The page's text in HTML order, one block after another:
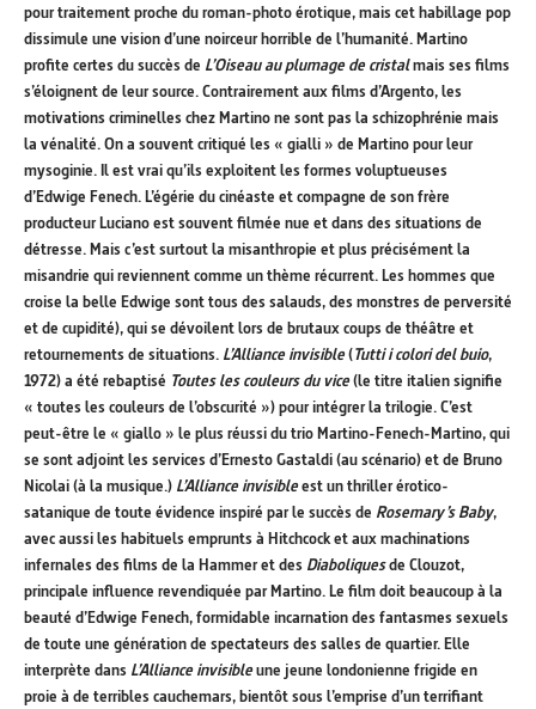
pour traitement proche du roman-photo érotique, mais cet habillage pop
dissimule une vision d’une noirceur horrible de l’humanité. Martino
profite certes du succès de L’Oiseau au plumage de cristalmais ses films
s’éloignent de leur source. Contrairement aux films d’Argento, les
motivations criminelles chez Martino ne sont pas la schizophrénie mais
la vénalité. On a souvent critiqué les « gialli » de Martino pour leur
mysoginie. Il est vrai qu’ils exploitent les formes voluptueuses
d’Edwige Fenech. L’égérie du cinéaste et compagne de son frère
producteur Luciano est souvent filmée nue et dans des situations de
détresse. Mais c’est surtout la misanthropie et plus précisément la
misandrie qui reviennent comme un thème récurrent. Les hommes que
croise la belle Edwige sont tous des salauds, des monstres de perversité
et de cupidité), qui se dévoilent lors de brutaux coups de théâtre et
retournements de situations. L’Alliance invisible(Tutti i colori del buio,
1972) a été rebaptisé Toutes les couleurs du vice(le titre italien signifie
« toutes les couleurs de l’obscurité ») pour intégrer la trilogie. C’est
peut-être le « giallo » le plus réussi du trio Martino-Fenech-Martino, qui
se sont adjoint les services d’Ernesto Gastaldi (au scénario) et de Bruno
Nicolai (à la musique.) L’Alliance invisibleest un thriller érotico-
satanique de toute évidence inspiré par le succès de Rosemary’s Baby,
avec aussi les habituels emprunts à Hitchcock et aux machinations
infernales des films de la Hammer et des Diaboliquesde Clouzot,
principale influence revendiquée par Martino. Le film doit beaucoup à la
beauté d’Edwige Fenech, formidable incarnation des fantasmes sexuels
de toute une génération de spectateurs des salles de quartier. Elle
interprète dans L’Alliance invisibleune jeune londonienne frigide en
proie à de terribles cauchemars, bientôt sous l’emprise d’un terrifiant